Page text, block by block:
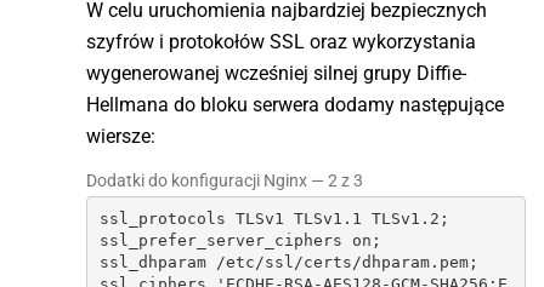
W celu uruchomienia najbardziej bezpiecznych
szyfrów i protokołów SSL oraz wykorzystania
wygenerowanej wcześniej silnej grupy Diffie-
Hellmana do bloku serwera dodamy następujące
wiersze:
Dodatki do konfiguracji Nginx — 2 z 3
ssl_protocols TLSv1 TLSv1.1 TLSv1.2;
ssl_prefer_server_ciphers on;
ssl_dhparam /etc/ssl/certs/dhparam.pem;